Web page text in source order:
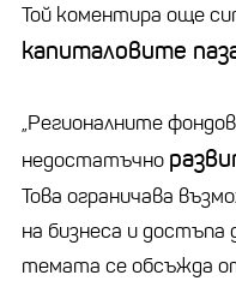
Той коментира още
капиталовите
„Регионалните
недостатъчно
Това ограничава
на бизнеса и достъпа
темата се обсъжда